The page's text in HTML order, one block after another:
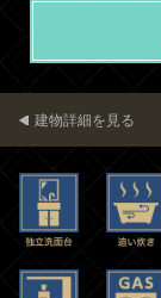
建物詳細を見る